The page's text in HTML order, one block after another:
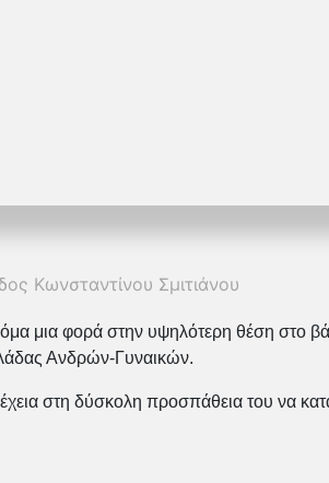
Κωνσταντίνου Σμιτιάνου
μια φορά στην υψηλότερη θέση στο
Ανδρών-Γυναικών.
στη δύσκολη προσπάθεια του να